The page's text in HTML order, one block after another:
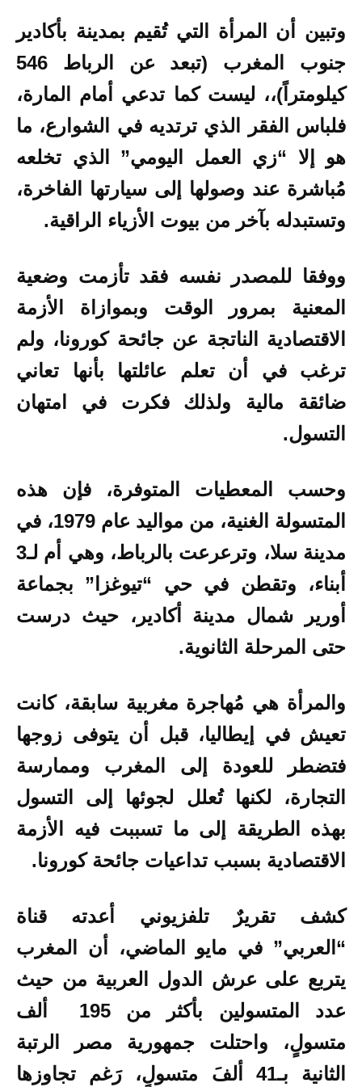
وتبين أن المرأة التي تُقيم بمدينة بأكادير
جنوب المغرب (تبعد عن الرباط 546
كيلومتراً)،، ليست كما تدعي أمام المارة،
فلباس الفقر الذي ترتديه في الشوارع، ما
هو إلا “زي العمل اليومي” الذي تخلعه
مُباشرة عند وصولها إلى سيارتها الفاخرة،
وتستبدله بآخر من بيوت الأزياء الراقية.
ووفقا للمصدر نفسه فقد تأزمت وضعية
المعنية بمرور الوقت وبموازاة الأزمة
الاقتصادية الناتجة عن جائحة كورونا، ولم
ترغب في أن تعلم عائلتها بأنها تعاني
ضائقة مالية ولذلك فكرت في امتهان
التسول.
وحسب المعطيات المتوفرة، فإن هذه
المتسولة الغنية، من مواليد عام 1979، في
مدينة سلا، وترعرعت بالرباط، وهي أم لـ3
أبناء، وتقطن في حي “تيوغزا” بجماعة
أورير شمال مدينة أكادير، حيث درست
حتى المرحلة الثانوية.
والمرأة هي مُهاجرة مغربية سابقة، كانت
تعيش في إيطاليا، قبل أن يتوفى زوجها
فتضطر للعودة إلى المغرب وممارسة
التجارة، لكنها تُعلل لجوئها إلى التسول
بهذه الطريقة إلى ما تسببت فيه الأزمة
الاقتصادية بسبب تداعيات جائحة كورونا.
كشف تقريرٌ تلفزيوني أعدته قناة
“العربي” في مايو الماضي، أن المغرب
يتربع على عرش الدول العربية من حيث
عدد المتسولين بأكثر من 195 ألف
متسولٍ، واحتلت جمهورية مصر الرتبة
الثانية بـ41 ألفَ متسولٍ، رَغم تجاوزها